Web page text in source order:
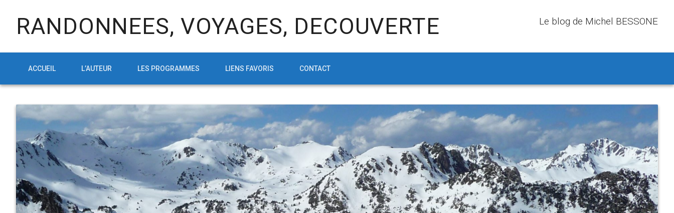
RANDONNEES, VOYAGES, DECOUVERTE Le blog de Michel BESSONE
ACCUEIL L’AUTEUR LES PROGRAMMES LIENS FAVORIS CONTACT